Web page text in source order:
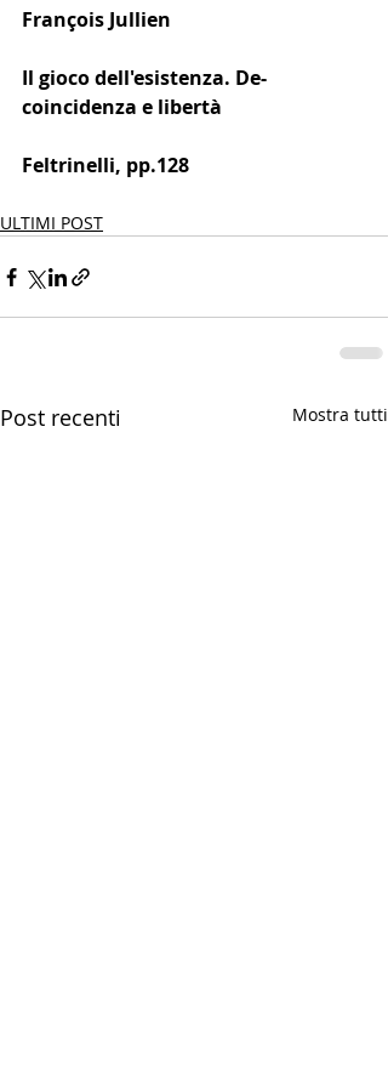
François Jullien
Il gioco dell'esistenza. De-
coincidenza e libertà
Feltrinelli, pp.128
ULTIMI POST
Post recenti Mostra tutti